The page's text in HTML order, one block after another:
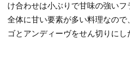
け合わせは小ぶりで甘味の強いフ
全体に甘い要素が多い料理なの
ゴとアンディーヴをせん切りにし